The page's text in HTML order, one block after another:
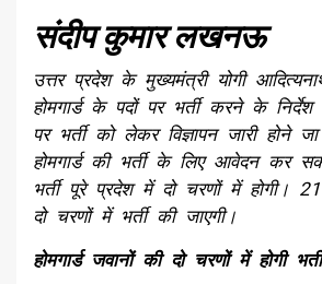
संदीप कुमार लखनऊ
उत्तर प्रदेश के मुख्यमंत्री योगी
होमगार्ड के पदों पर भर्ती करने के
पर भर्ती को लेकर विज्ञापन जारी होने
होमगार्ड की भर्ती के लिए आवेदन कर
भर्ती पूरे प्रदेश में दो चरणों में होगी।
दो चरणों में भर्ती की जाएगी।
होमगार्ड जवानों की दो चरणों में होगी भर्ती